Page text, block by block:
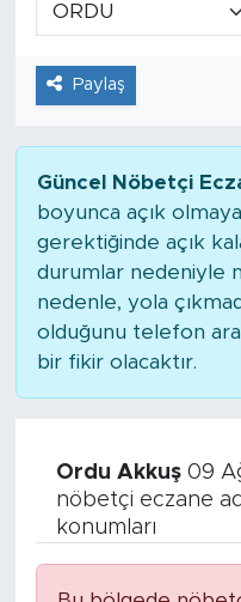
Paylaş
Güncel Nöbetçi
boyunca açık
gerektiğinde açık
durumlar nedeniyle
nedenle, yola
olduğunu telefon
bir fikir olacaktır.
Ordu Akkuş09
nöbetçi eczane
konumları
Tarihçe
Resmi İlanlar
Foto Şaka
Politika